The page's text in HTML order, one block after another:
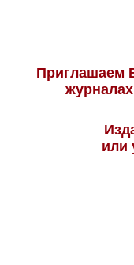
Приглашаем
или